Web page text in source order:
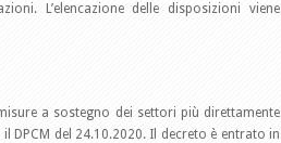
L’elencazione delle disposizioni viene
a sostegno dei settori più direttamente
DPCM del 24.10.2020. Il decreto è entrato in